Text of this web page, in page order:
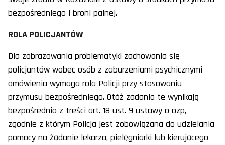
bezpośredniego i broni palnej.
ROLA POLICJANTÓW
Dla zobrazowania problematyki zachowania się
policjantów wobec osób z zaburzeniami psychicznymi
omówienia wymaga rola Policji przy stosowaniu
przymusu bezpośredniego. Otóż zadania te wynikają
bezpośrednio z treści art. 18 ust. 9 ustawy o ozp,
zgodnie z którym Policja jest zobowiązana do udzielania
pomocy na żądanie lekarza, pielęgniarki lub kierującego